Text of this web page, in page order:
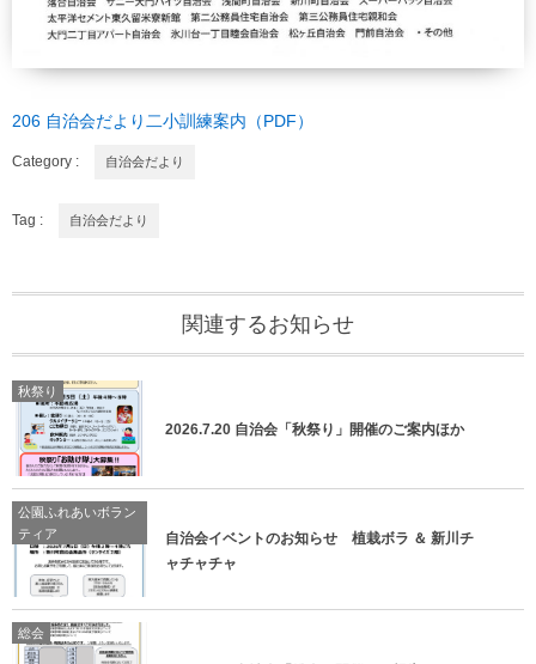
206 自治会だより二小訓練案内（PDF）
Category : 自治会だより
Tag : 自治会だより
関連するお知らせ
秋祭り
2026.7.20 自治会「秋祭り」開催のご案内ほか
公園ふれあいボラン
ティア
自治会イベントのお知らせ 植栽ボラ ＆ 新川チ
ャチャチャ
総会